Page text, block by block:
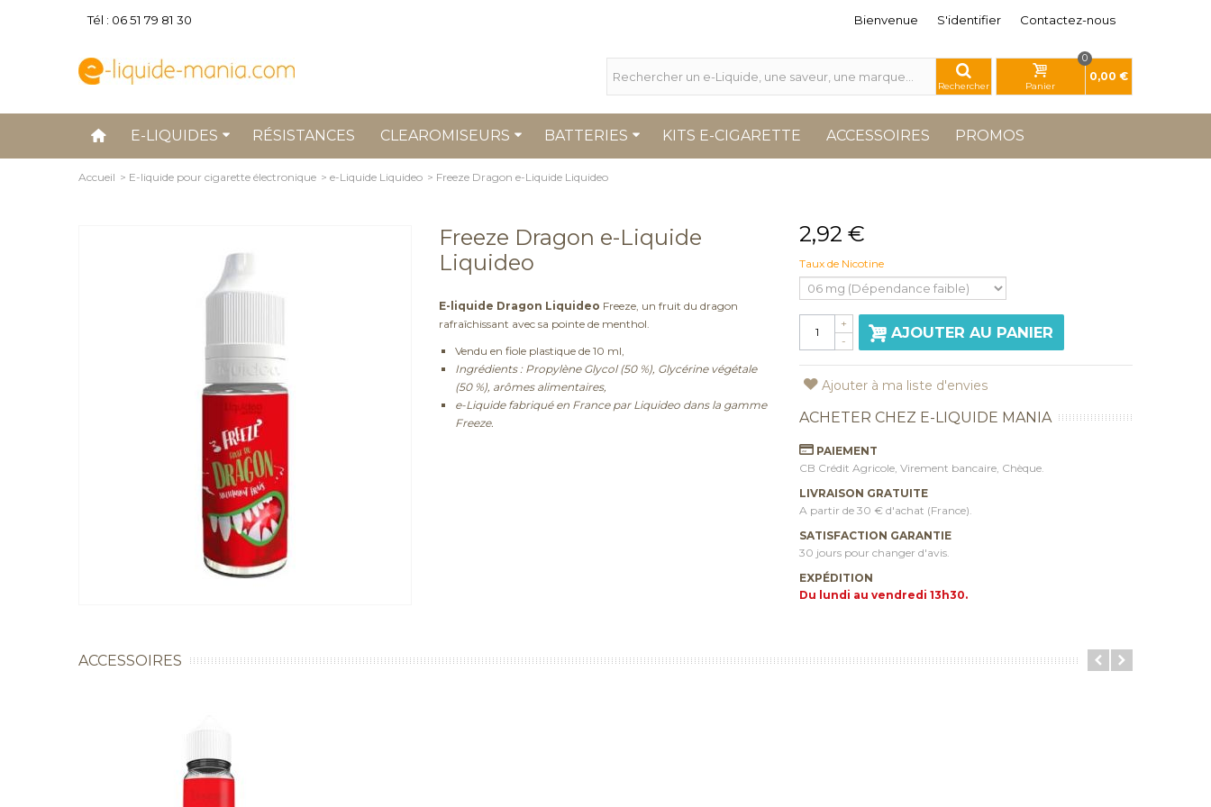
Tél : 06 51 79 81 30 Contactez-nous
Bienvenue S'identifier
Rechercher Panier
0
0,00 €
E-LIQUIDES RÉSISTANCES CLEAROMISEURS BATTERIES KITS E-CIGARETTE ACCESSOIRES PROMOS
Accueil > E-liquide pour cigarette électronique > e-Liquide Liquideo > Freeze Dragon e-Liquide Liquideo
Freeze Dragon e-Liquide
Liquideo
E-liquide Dragon Liquideo Freeze, un fruit du dragon
rafraîchissant avec sa pointe de menthol.
Vendu en fiole plastique de 10 ml,
Ingrédients : Propylène Glycol (50 %), Glycérine végétale
(50 %), arômes alimentaires,
e-Liquide fabriqué en France par Liquideo dans la gamme
Freeze.
2,92 €
Taux de Nicotine
-
+
AJOUTER AU PANIER
Ajouter à ma liste d'envies
ACHETER CHEZ E-LIQUIDE MANIA
PAIEMENT
CB Crédit Agricole, Virement bancaire, Chèque.
LIVRAISON GRATUITE
A partir de 30 € d'achat (France).
SATISFACTION GARANTIE
30 jours pour changer d'avis.
EXPÉDITION
Du lundi au vendredi 13h30.
ACCESSOIRES